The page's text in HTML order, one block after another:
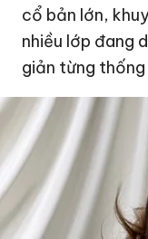
cổ bản lớn,
nhiều lớp đang
giản từng